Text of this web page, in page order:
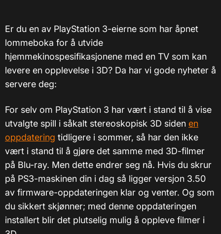
Er du en av PlayStation 3-eierne som har åpnet
lommeboka for å utvide
hjemmekinospesifikasjonene med en TV som kan
levere en opplevelse i 3D? Da har vi gode nyheter å
servere deg:
For selv om PlayStation 3 har vært i stand til å vise
utvalgte spill i såkalt stereoskopisk 3D siden en
oppdatering tidligere i sommer, så har den ikke
vært i stand til å gjøre det samme med 3D-filmer
på Blu-ray. Men dette endrer seg nå. Hvis du skrur
på PS3-maskinen din i dag så ligger versjon 3.50
av firmware-oppdateringen klar og venter. Og som
du sikkert skjønner; med denne oppdateringen
installert blir det plutselig mulig å oppleve filmer i